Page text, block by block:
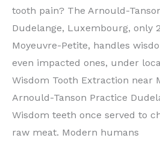
Cabinet
Arnould-
Tanson
Luxembourg
tooth pain? The Arnould-
Dudelange, Luxembourg, only
Moyeuvre-Petite, handles
even impacted ones, under
Wisdom Tooth Extraction near
Arnould-Tanson Practice
Wisdom teeth once served to
raw meat. Modern humans